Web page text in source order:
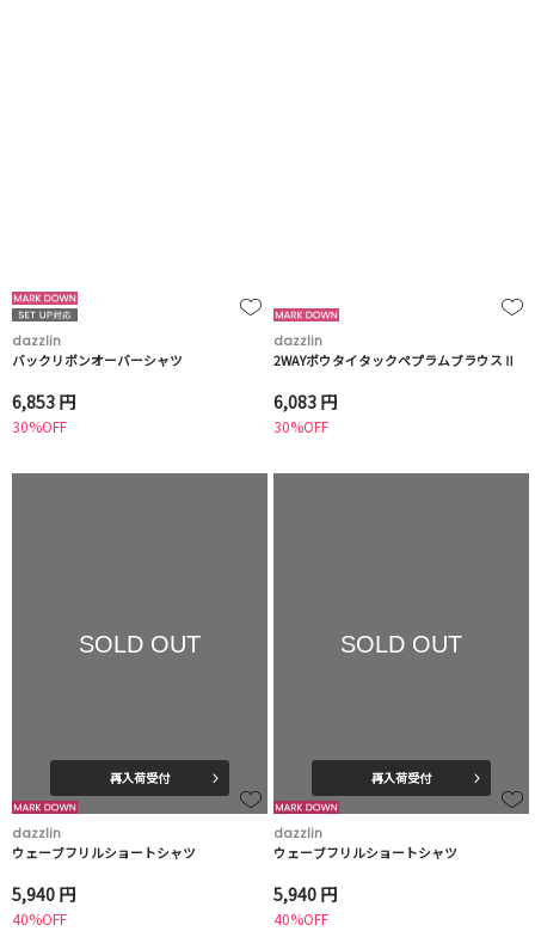
dazzlin
バックリボンオーバーシャツ
6,853 円
30%OFF
dazzlin
2WAYボウタイタックペプラムブラウスⅡ
6,083 円
30%OFF
SOLD OUT
再入荷受付
dazzlin
ウェーブフリルショートシャツ
5,940 円
40%OFF
SOLD OUT
再入荷受付
dazzlin
ウェーブフリルショートシャツ
5,940 円
40%OFF